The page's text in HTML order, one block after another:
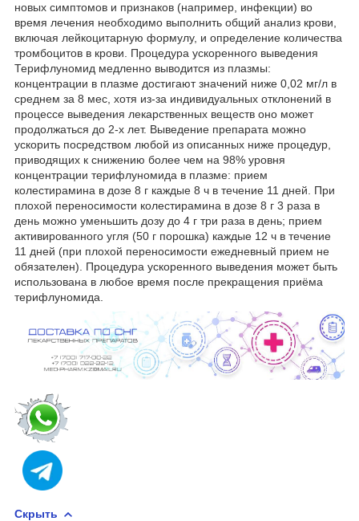
новых симптомов и признаков (например, инфекции) во
время лечения необходимо выполнить общий анализ крови,
включая лейкоцитарную формулу, и определение количества
тромбоцитов в крови. Процедура ускоренного выведения
Терифлуномид медленно выводится из плазмы:
концентрации в плазме достигают значений ниже 0,02 мг/л в
среднем за 8 мес, хотя из-за индивидуальных отклонений в
процессе выведения лекарственных веществ оно может
продолжаться до 2-х лет. Выведение препарата можно
ускорить посредством любой из описанных ниже процедур,
приводящих к снижению более чем на 98% уровня
концентрации терифлуномида в плазме: прием
колестирамина в дозе 8 г каждые 8 ч в течение 11 дней. При
плохой переносимости колестирамина в дозе 8 г 3 раза в
день можно уменьшить дозу до 4 г три раза в день; прием
активированного угля (50 г порошка) каждые 12 ч в течение
11 дней (при плохой переносимости ежедневный прием не
обязателен). Процедура ускоренного выведения может быть
использована в любое время после прекращения приёма
терифлуномида.
Скрыть